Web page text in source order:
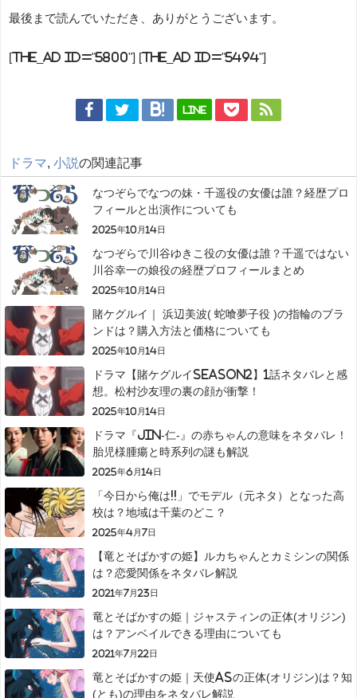
最後まで読んでいただき、ありがとうございます。
[the_ad id="5800"] [the_ad id="5494"]
LINE
ドラマ 小説の関連記事
なつぞらでなつの妹・千遥役の女優は誰？経歴プロ
フィールと出演作についても
2025年10月14日
なつぞらで川谷ゆきこ役の女優は誰？千遥ではない
川谷幸一の娘役の経歴プロフィールまとめ
2025年10月14日
賭ケグルイ｜ 浜辺美波( 蛇喰夢子役 )の指輪のブラ
ンドは？購入方法と価格についても
2025年10月14日
ドラマ【賭ケグルイseason2】1話ネタバレと感
想。松村沙友理の裏の顔が衝撃！
2025年10月14日
ドラマ『JIN-仁-』の赤ちゃんの意味をネタバレ！
胎児様腫瘍と時系列の謎も解説
2025年6月14日
「今日から俺は!!」でモデル（元ネタ）となった高
校は？地域は千葉のどこ？
2025年4月7日
【竜とそばかすの姫】ルカちゃんとカミシンの関係
は？恋愛関係をネタバレ解説
2021年7月23日
竜とそばかすの姫｜ジャスティンの正体(オリジン)
は？アンベイルできる理由についても
2021年7月22日
竜とそばかすの姫｜天使Asの正体(オリジン)は？知
(とも)の理由をネタバレ解説